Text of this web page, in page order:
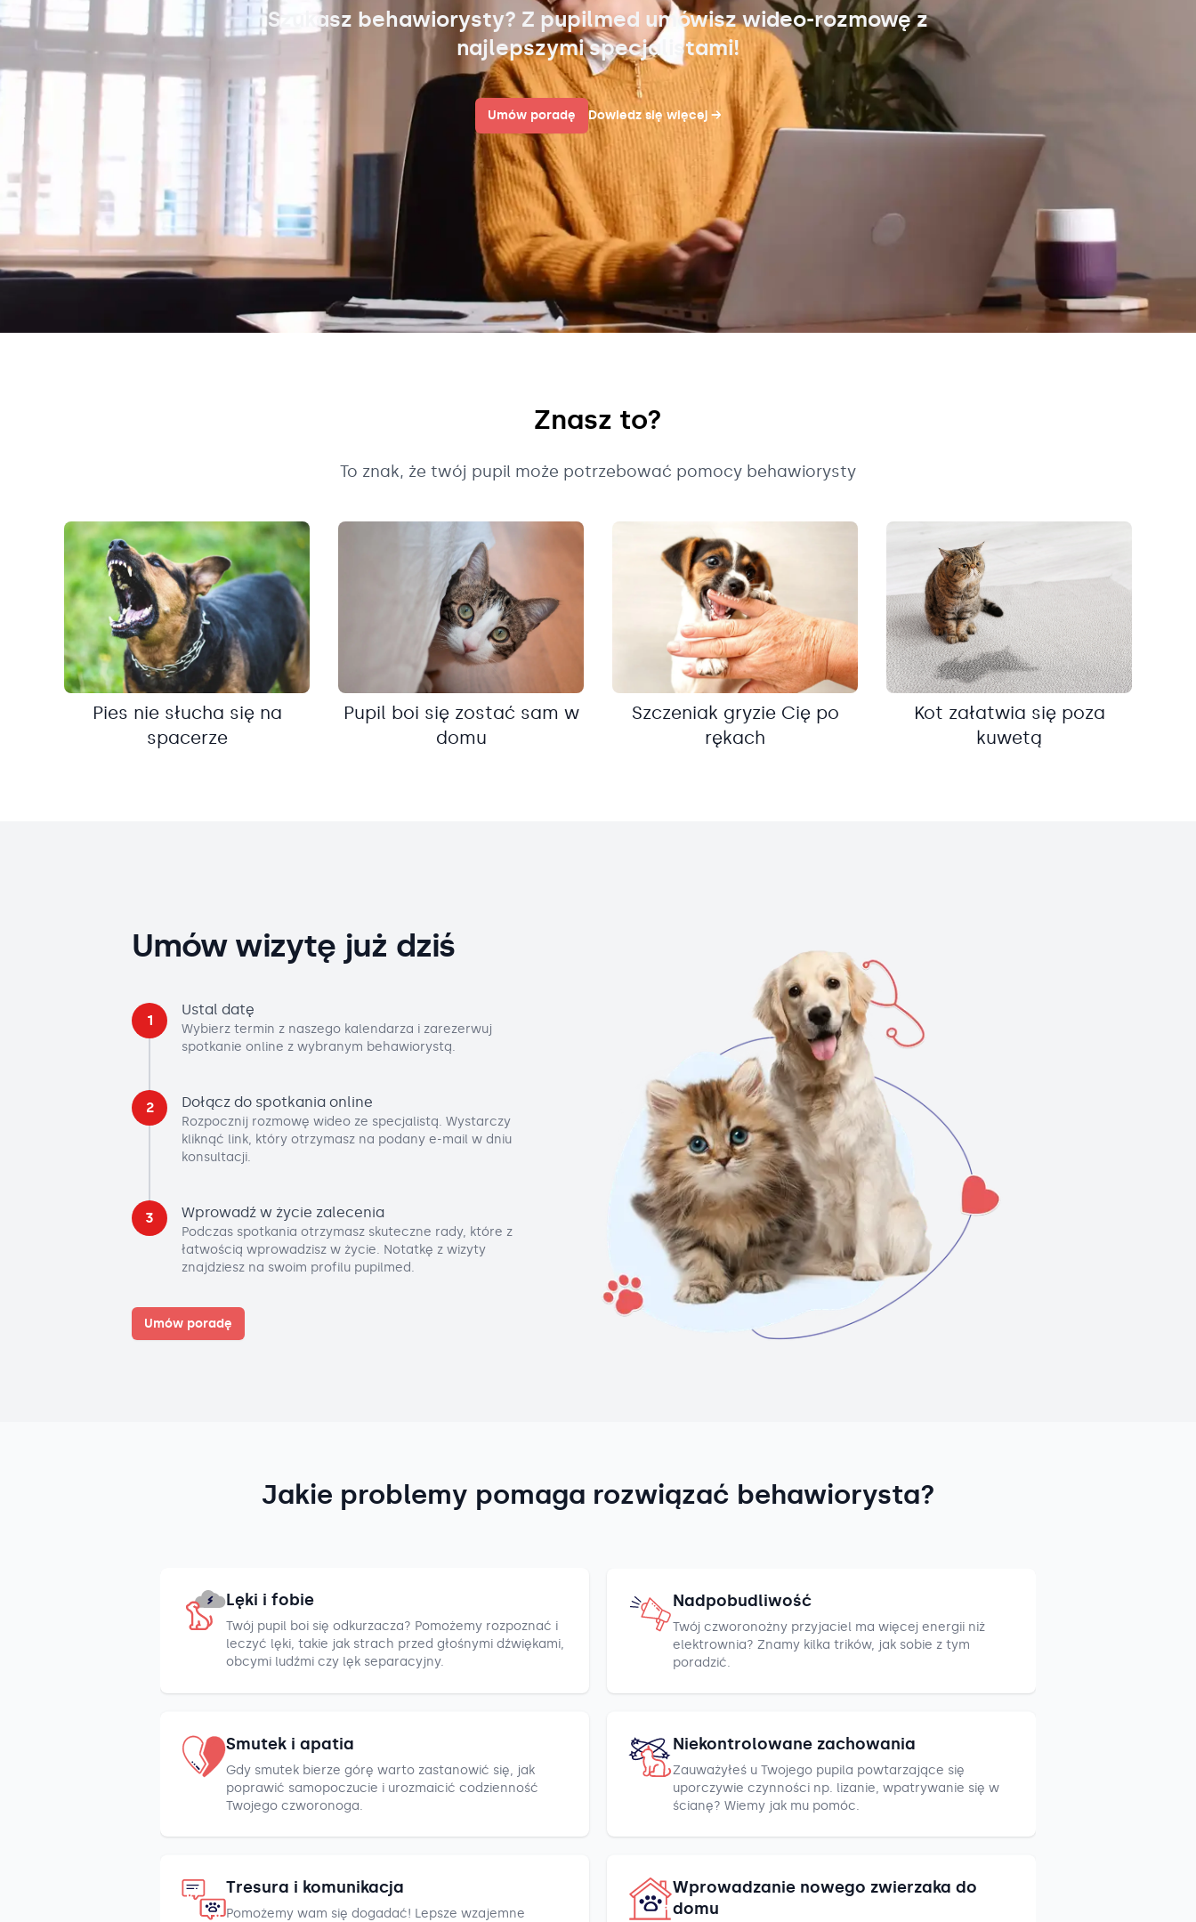
Szukasz behawiorysty? Z pupilmed umówisz wideo-rozmowę z
najlepszymi specjalistami!
Umów poradę Dowiedz się więcej →
Znasz to?
To znak, że twój pupil może potrzebować pomocy behawiorysty
Pies nie słucha się na
spacerze
Pupil boi się zostać sam w
domu
Szczeniak gryzie Cię po
rękach
Kot załatwia się poza
kuwetą
Umów wizytę już dziś
1
Ustal datę
Wybierz termin z naszego kalendarza i zarezerwuj
spotkanie online z wybranym behawiorystą.
2 Dołącz do spotkania online
Rozpocznij rozmowę wideo ze specjalistą. Wystarczy
kliknąć link, który otrzymasz na podany e-mail w dniu
konsultacji.
3 Wprowadź w życie zalecenia
Podczas spotkania otrzymasz skuteczne rady, które z
łatwością wprowadzisz w życie. Notatkę z wizyty
znajdziesz na swoim profilu pupilmed.
Umów poradę
Jakie problemy pomaga rozwiązać behawiorysta?
Lęki i fobie
Twój pupil boi się odkurzacza? Pomożemy rozpoznać i
leczyć lęki, takie jak strach przed głośnymi dźwiękami,
obcymi ludźmi czy lęk separacyjny.
Nadpobudliwość
Twój czworonożny przyjaciel ma więcej energii niż
elektrownia? Znamy kilka trików, jak sobie z tym
poradzić.
Smutek i apatia
Gdy smutek bierze górę warto zastanowić się, jak
poprawić samopoczucie i urozmaicić codzienność
Twojego czworonoga.
Niekontrolowane zachowania
Zauważyłeś u Twojego pupila powtarzające się
uporczywie czynności np. lizanie, wpatrywanie się w
ścianę? Wiemy jak mu pomóc.
Tresura i komunikacja
Pomożemy wam się dogadać! Lepsze wzajemne
Wprowadzanie nowego zwierzaka do
domu